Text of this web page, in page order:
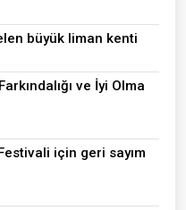
büyük liman kenti
ve İyi Olma
için geri sayım